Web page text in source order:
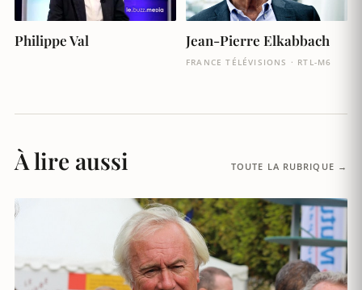
Philippe Val Jean-Pierre Elkabbach
FRANCE TÉLÉVISIONS · RTL-M6
À lire aussi TOUTE LA RUBRIQUE →